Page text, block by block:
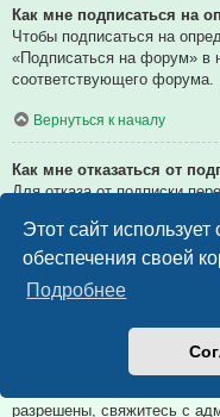
Этот сайт
обеспечения своей
Подробнее
Как мне подписаться на
Чтобы подписаться на
«Подписаться на форум» в
соответствующего форума.
Вернуться к началу
Как мне отказаться от
Для отказа от подписки
Вернуться к началу
Вложения
Какие вложения
Администратор каждой
определённые типы
разрешены, свяжитесь с